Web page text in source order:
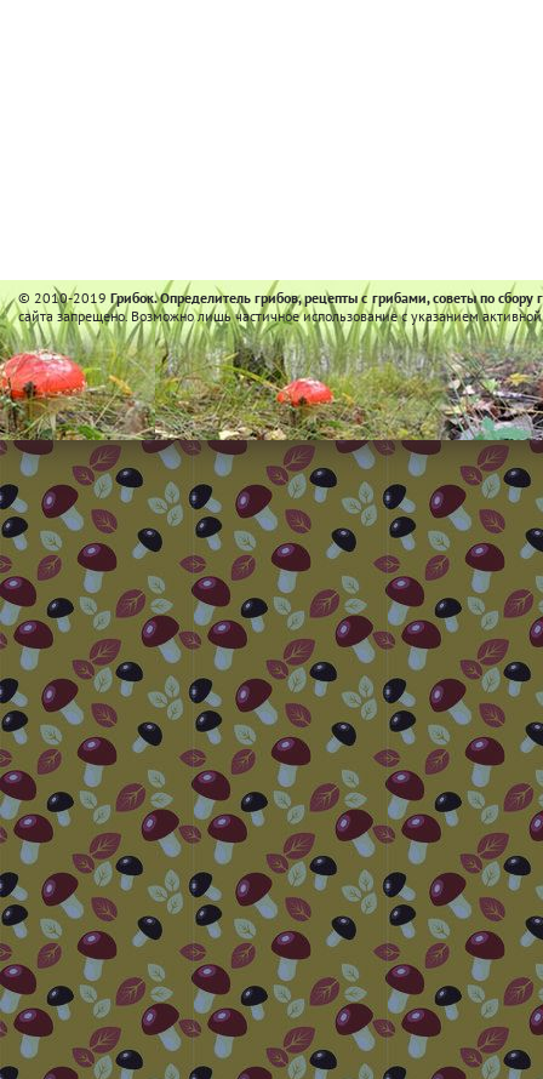
© 2010-2019Грибок. Определитель грибов, рецепты с грибами, советы по сбору
сайта запрещено. Возможно лишь частичное использование с указанием